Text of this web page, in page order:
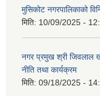
मुसिकोट नगरपालिकाको
मिति: 10/09/2025 -
नगर प्रमुख श्री जिवलाल
नीति तथा कार्यक्रम
मिति: 09/18/2025 -